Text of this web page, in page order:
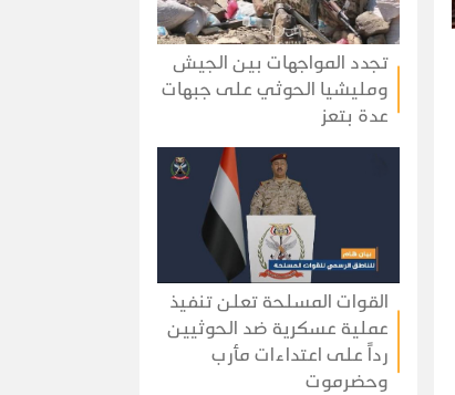
تجدد المواجهات بين الجيش
ومليشيا الحوثي على جبهات
عدة بتعز
القوات المسلحة تعلن تنفيذ
عملية عسكرية ضد الحوثيين
رداً على اعتداءات مأرب
وحضرموت